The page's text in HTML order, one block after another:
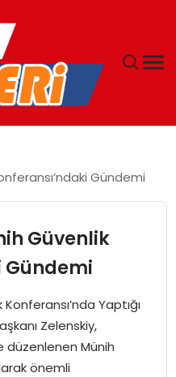
Gündemi
Güvenlik
Gündemi
Yaptığı
Zelenskiy,
düzenlenen Münih
önemli